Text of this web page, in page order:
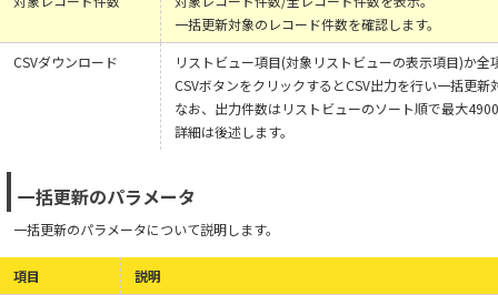
一括更新対象のレコード件数を確認します。
CSVダウンロード
リストビュー項目(対象リストビューの表示項目)か
CSVボタンをクリックするとCSV出力を行い一括更
なお、出力件数はリストビューのソート順で最大
詳細は後述します。
一括更新のパラメータ
一括更新のパラメータについて説明します。
項目 説明